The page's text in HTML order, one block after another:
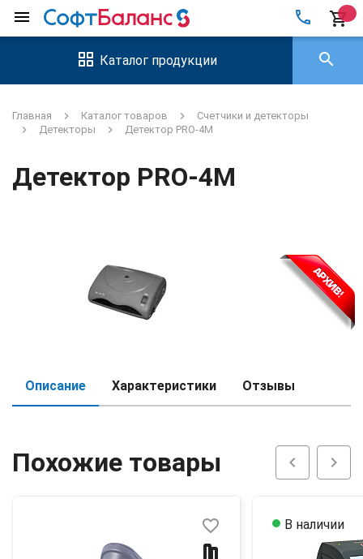
menu local_phone shopping_cart
Каталог продукции search
Главная Каталог товаров
Счетчики и детекторы
Детекторы
Детектор PRO-4M
Детектор PRO-4M
Описание Характеристики Отзывы
Похожие товары chevron_left chevron_right
favorite_border В наличии